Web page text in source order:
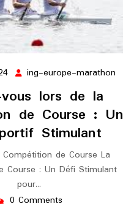
25
2024
ing-europe-marathon
lors de la
de Course : Un
Stimulant
de Course La
Course : Un Défi Stimulant
pour…
0 Comments